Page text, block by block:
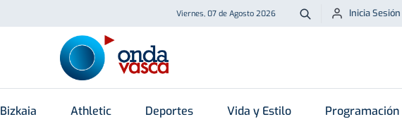
Viernes, 07 de Agosto 2026 Buscar
Inicia Sesión
Bizkaia Athletic Deportes Vida y Estilo Programación